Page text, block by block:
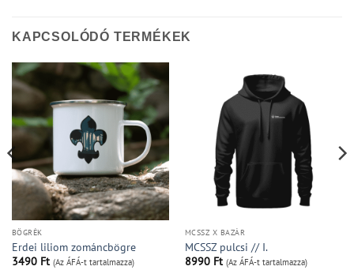
KAPCSOLÓDÓ TERMÉKEK
BÖGRÉK
Erdei liliom zománcbögre
3490 Ft (Az ÁFÁ-t tartalmazza)
MCSSZ X BAZÁR
MCSSZ pulcsi // I.
8990 Ft (Az ÁFÁ-t tartalmazza)